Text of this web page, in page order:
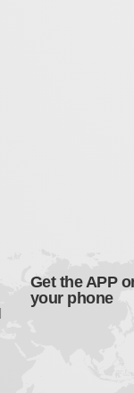
Get the APP
your phone